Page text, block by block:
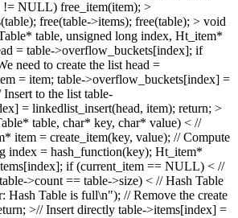
!= NULL) free_item(item); >
free(table->items); free(table); > void
table, unsigned long index, Ht_item*
= table->overflow_buckets[index]; if
need to create the list head =
= item; table->overflow_buckets[index] =
to the list table-
= linkedlist_insert(head, item); return; >
table, char* key, char* value) < //
item = create_item(key, value); // Compute
index = hash_function(key); Ht_item*
if (current_item == NULL) < //
>count == table->size) < // Hash Table
Hash Table is full\n"); // Remove the create
>// Insert directly table->items[index] =